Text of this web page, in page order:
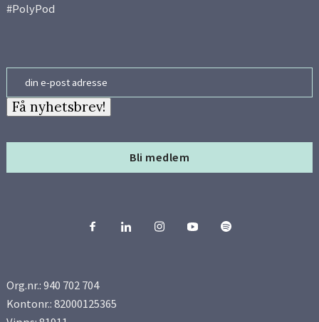
#PolyPod
Bli medlem
Få nyhetsbrev!
Org.nr.: 940 702 704
Kontonr.: 82000125365